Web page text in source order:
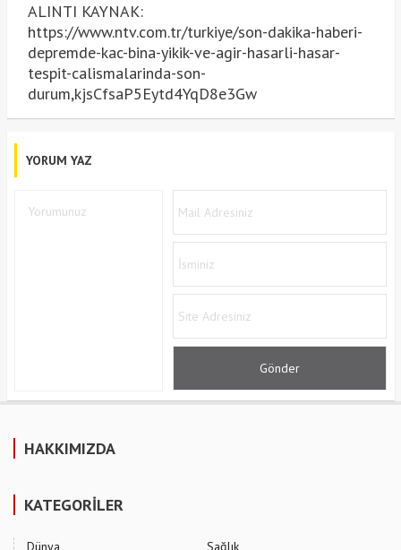
ALINTI KAYNAK:
https://www.ntv.com.tr/turkiye/son-dakika-haberi-
depremde-kac-bina-yikik-ve-agir-hasarli-hasar-
tespit-calismalarinda-son-
durum,kjsCfsaP5Eytd4YqD8e3Gw
YORUM YAZ
HAKKIMIZDA
KATEGORİLER
Dünya Sağlık